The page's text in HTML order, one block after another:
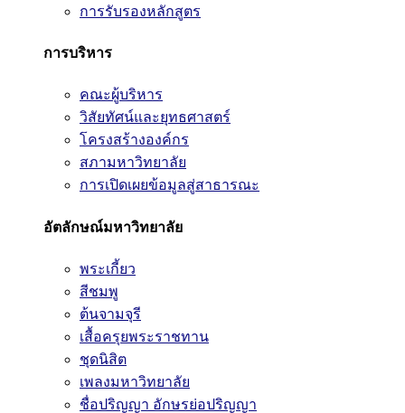
การรับรองหลักสูตร
การบริหาร
คณะผู้บริหาร
วิสัยทัศน์และยุทธศาสตร์
โครงสร้างองค์กร
สภามหาวิทยาลัย
การเปิดเผยข้อมูลสู่สาธารณะ
อัตลักษณ์มหาวิทยาลัย
พระเกี้ยว
สีชมพู
ต้นจามจุรี
เสื้อครุยพระราชทาน
ชุดนิสิต
เพลงมหาวิทยาลัย
ชื่อปริญญา อักษรย่อปริญญา